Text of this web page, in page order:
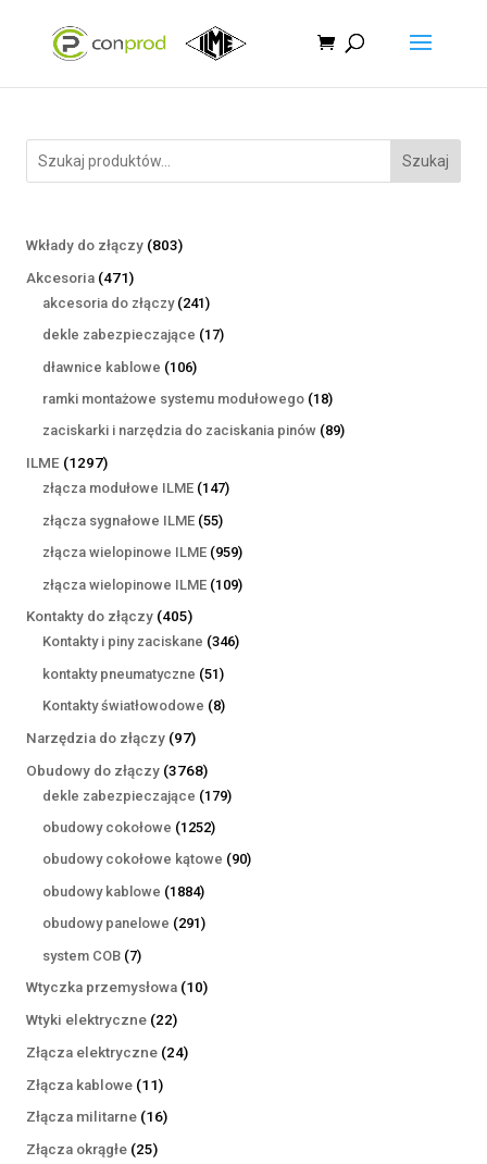
Szukaj
Wkłady do złączy 803803
Akcesoria 471471
produktów
akcesoria do złączy 241241
produktów
dekle zabezpieczające 1717
dławnice kablowe 106106
produktów
ramki montażowe systemu modułowego 1818
produktów
zaciskarki i narzędzia do zaciskania pinów 8989
ILME 12971297
produktów
złącza modułowe ILME 147147
złącza sygnałowe ILME 5555
produktów
złącza wielopinowe ILME 959959
produktów
złącza wielopinowe ILME 109109
Kontakty do złączy 405405
produktów
Kontakty i piny zaciskane 346346
kontakty pneumatyczne 5151
produktów
Kontakty światłowodowe 88
Narzędzia do złączy 9797
produktów
Obudowy do złączy 37683768
produktów
dekle zabezpieczające 179179
obudowy cokołowe 12521252
produkty
obudowy cokołowe kątowe 9090
obudowy kablowe 18841884
produkty
obudowy panelowe 291291
system COB 77
produktów
Wtyczka przemysłowa 1010
Wtyki elektryczne 2222
produkty
Złącza elektryczne 2424
Złącza kablowe 1111
produktów
Złącza militarne 1616
Złącza okrągłe 2525